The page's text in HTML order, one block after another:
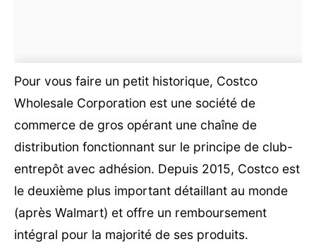
Pour vous faire un petit historique, Costco
Wholesale Corporation est une société de
commerce de gros opérant une chaîne de
distribution fonctionnant sur le principe de club-
entrepôt avec adhésion. Depuis 2015, Costco est
le deuxième plus important détaillant au monde
(après Walmart) et offre un remboursement
intégral pour la majorité de ses produits.